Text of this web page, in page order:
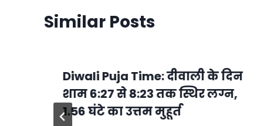
Similar Posts
Diwali Puja Time: दीवाली के दिन
शाम 6:27 से 8:23 तक स्थिर लग्न,
1.56 घंटे का उत्तम मुहूर्त